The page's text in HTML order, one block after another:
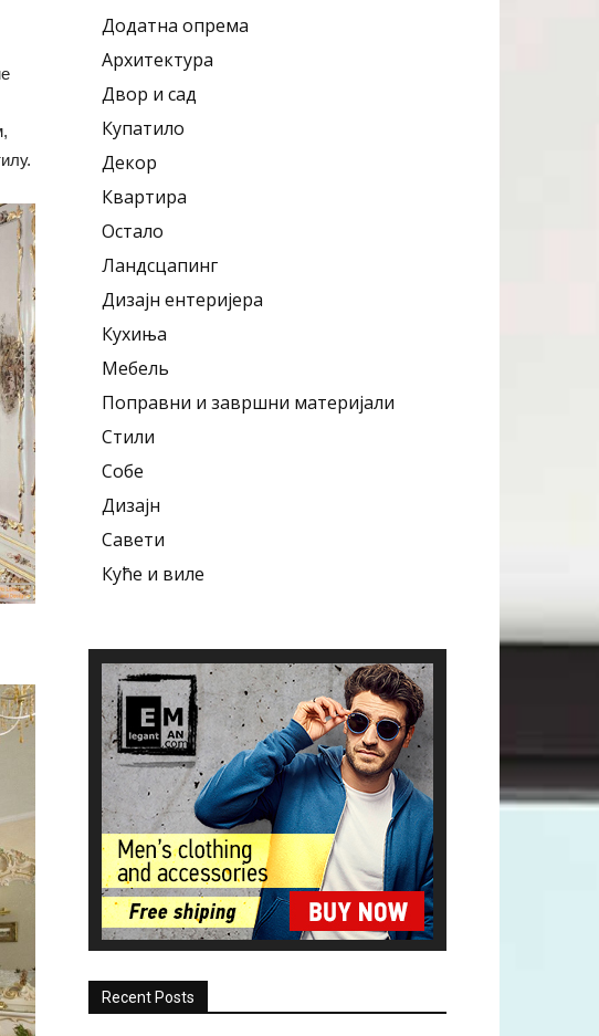
Додатна опрема
Архитектура
Двор и сад
Купатило
Декор
Квартира
Остало
Ландсцапинг
Дизајн ентеријера
Кухиња
Мебель
Поправни и завршни материјали
Стили
Собе
Дизајн
Савети
Куће и виле
Recent Posts